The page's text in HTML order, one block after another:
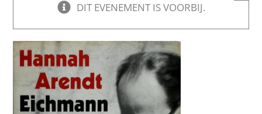
DIT EVENEMENT IS VOORBIJ.